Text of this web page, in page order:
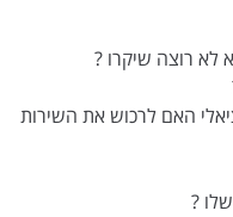
לא רוצה שיקרו ?
האם לרכוש את השירות
?